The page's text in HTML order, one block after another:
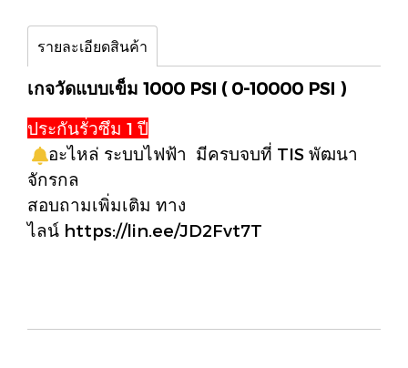
รายละเอียดสินค้า
เกจวัดแบบเข็ม 1000 PSI ( 0-10000 PSI )
ประกันรั่วซึม 1 ปี
อะไหล่ ระบบไฟฟ้า มีครบจบที่ TIS พัฒนา
จักรกล
สอบถามเพิ่มเติม ทาง
ไลน์ https://lin.ee/JD2Fvt7T